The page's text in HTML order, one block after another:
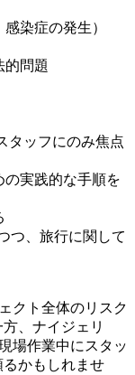
染症の発生）
的問題
タッフにのみ焦点
実践的な手順を
つ、旅行に関して
クト全体のリスク
、ナイジェリ
場作業中にスタッ
るかもしれませ